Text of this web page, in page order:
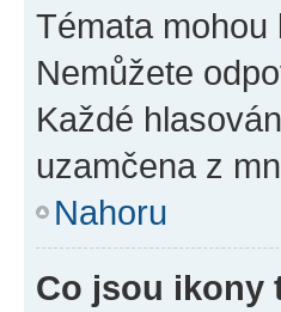
Témata mohou
Nemůžete
Každé
uzamčena z
Nahoru
Co jsou ikony